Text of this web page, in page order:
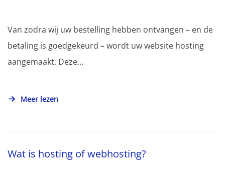
Van zodra wij uw bestelling hebben ontvangen – en de
betaling is goedgekeurd – wordt uw website hosting
aangemaakt. Deze...
Meer lezen
Wat is hosting of webhosting?